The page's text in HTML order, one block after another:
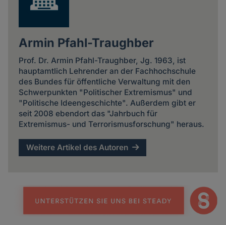
Armin Pfahl-Traughber
Prof. Dr. Armin Pfahl-Traughber, Jg. 1963, ist
hauptamtlich Lehrender an der Fachhochschule
des Bundes für öffentliche Verwaltung mit den
Schwerpunkten "Politischer Extremismus" und
"Politische Ideengeschichte". Außerdem gibt er
seit 2008 ebendort das "Jahrbuch für
Extremismus- und Terrorismusforschung" heraus.
Weitere Artikel des Autoren